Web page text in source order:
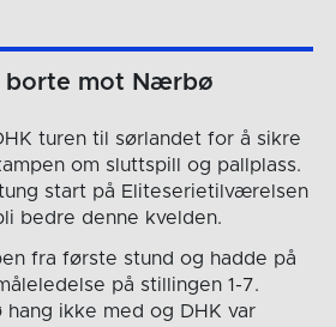
borte mot Nærbø
turen til sørlandet for å sikre
om sluttspill og pallplass.
start på Eliteserietilværelsen
bedre denne kvelden.
fra første stund og hadde på
på stillingen 1-7.
ikke med og DHK var